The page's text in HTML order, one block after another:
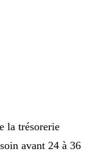
la trésorerie
avant 24 à 36